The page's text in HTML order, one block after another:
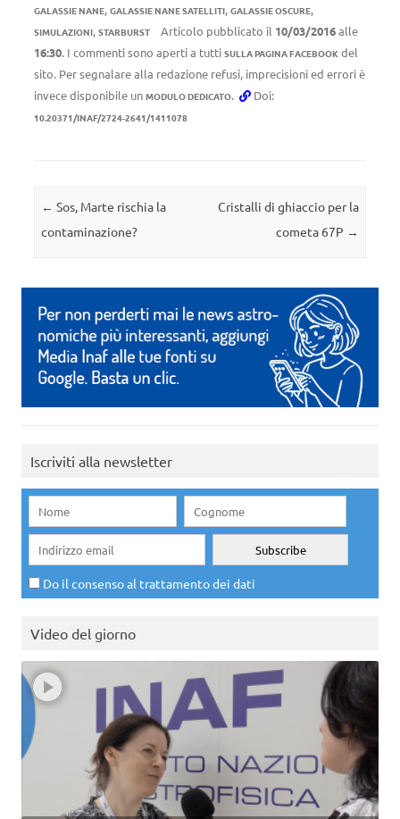
GALASSIE NANE, GALASSIE NANE SATELLITI, GALASSIE OSCURE,
SIMULAZIONI, STARBURST Articolo pubblicato il 10/03/2016alle
16:30. I commenti sono aperti a tutti SULLA PAGINA FACEBOOK del
sito. Per segnalare alla redazione refusi, imprecisioni ed errori è
invece disponibile un MODULO DEDICATO. Doi:
10.20371/INAF/2724-2641/1411078
Navigazione articolo
← Sos, Marte rischia la
contaminazione?
Cristalli di ghiaccio per la
cometa 67P →
Iscriviti alla newsletter
Do il consenso al trattamento dei dati
Video del giorno